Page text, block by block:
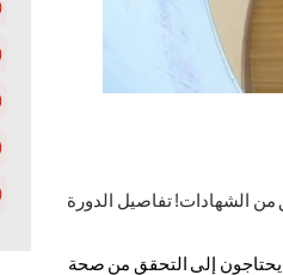
يحتاجون إلى التحقق من صحة